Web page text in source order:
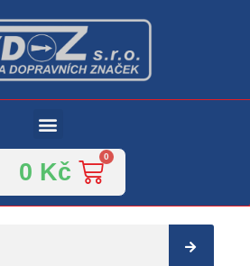
0 Kč